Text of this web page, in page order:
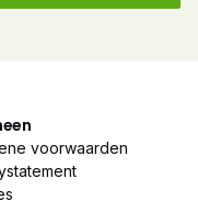
voorwaarden